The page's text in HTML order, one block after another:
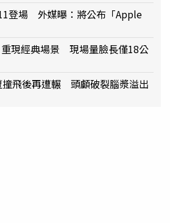
登場 外媒曝：將公布「Apple
現經典場景 現場量臉長僅18公
撞飛後再遭輾 頭顱破裂腦漿溢出